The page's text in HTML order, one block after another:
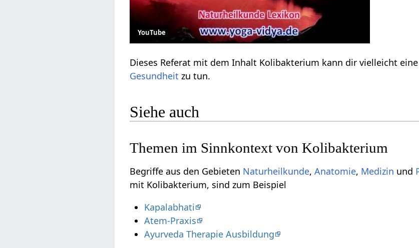
YouTube
Dieses Referat mit dem Inhalt Kolibakterium kann dir vielleicht
Gesundheit zu tun.
Siehe auch
Themen im Sinnkontext von Kolibakterium
Begriffe aus den Gebieten Naturheilkunde,Anatomie, Medizin und
mit Kolibakterium, sind zum Beispiel
Kapalabhati
Atem-Praxis
Ayurveda Therapie Ausbildung